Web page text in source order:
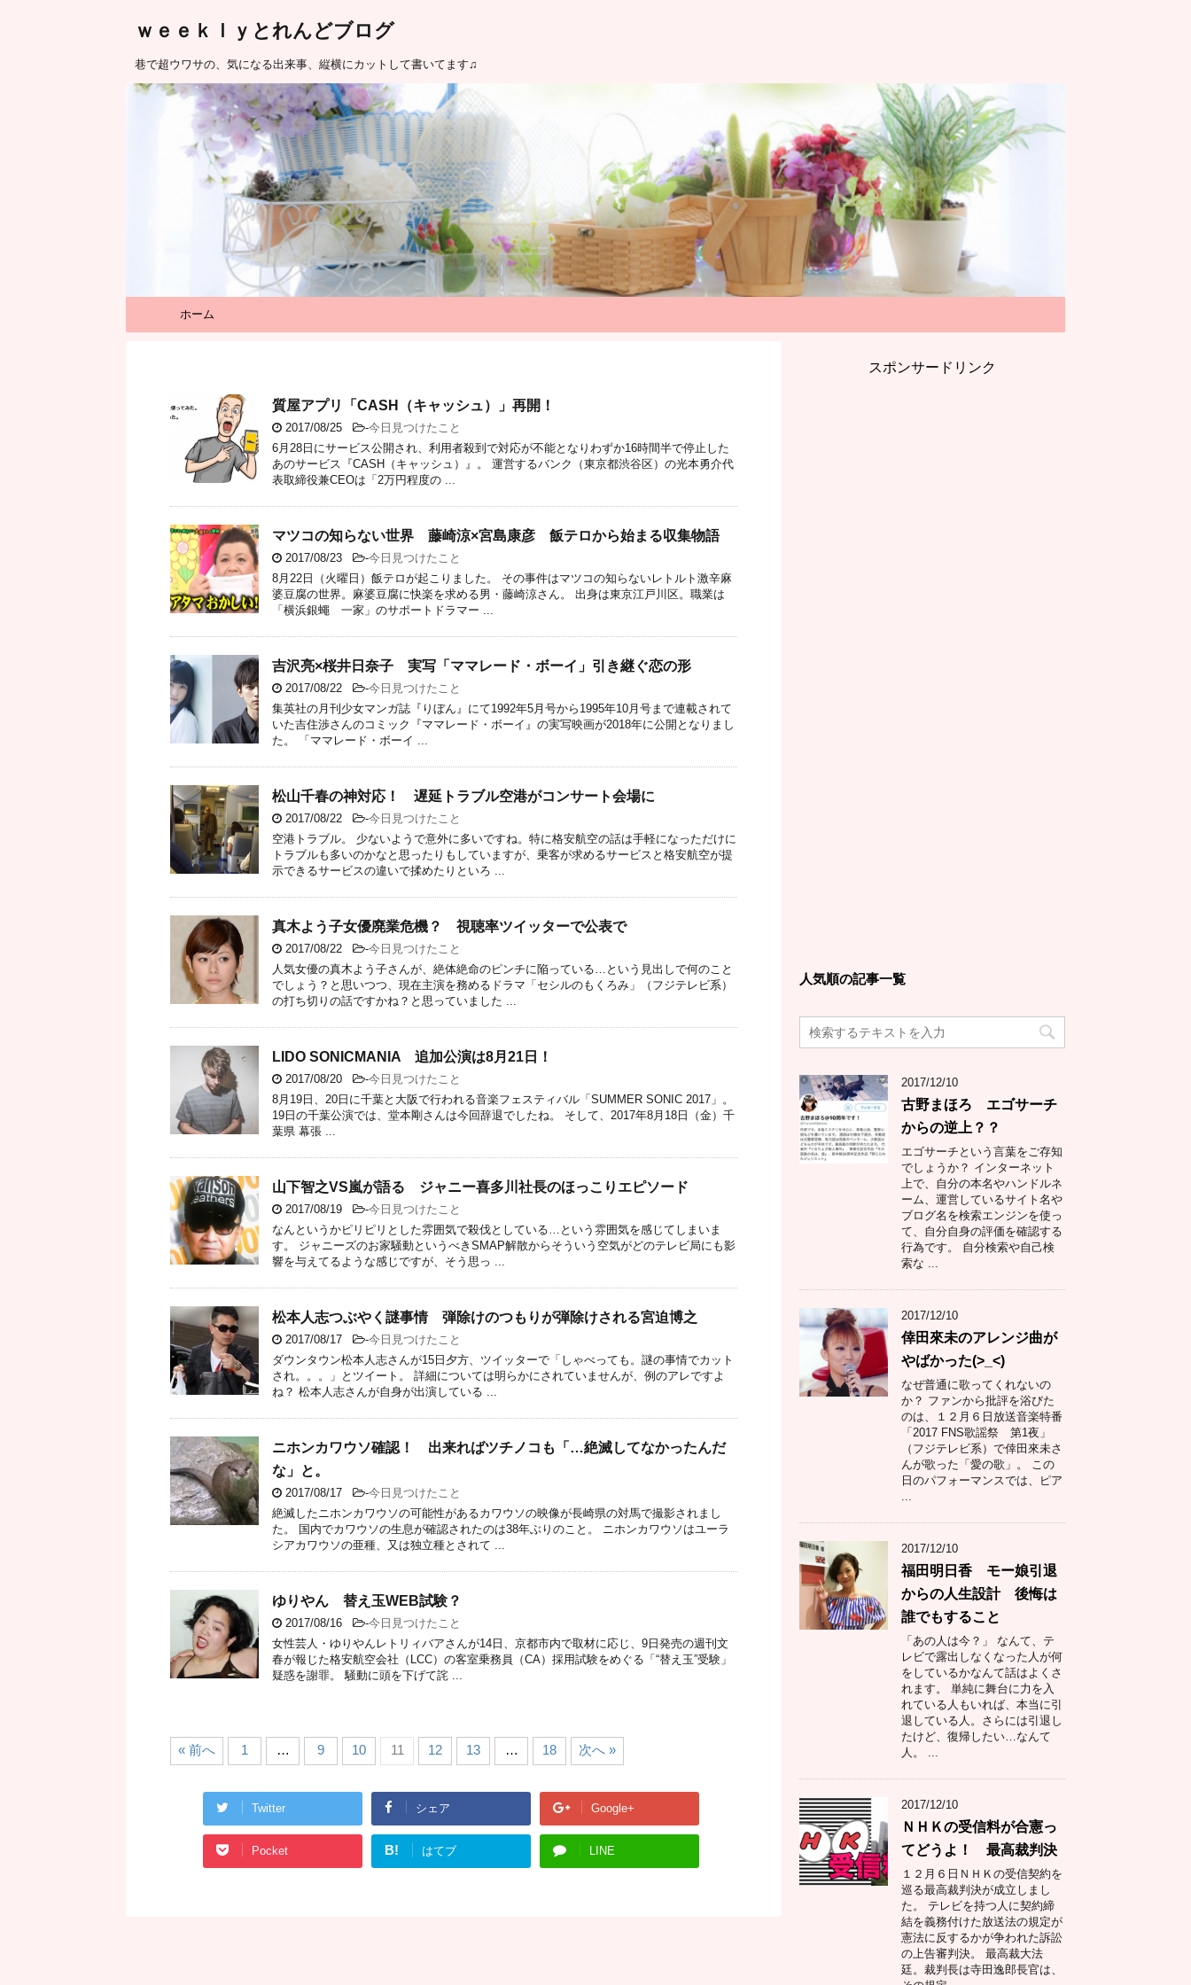
ｗｅｅｋｌｙとれんどブログ
巷で超ウワサの、気になる出来事、縦横にカットして書いてます♫
ホーム
質屋アプリ「CASH（キャッシュ）」再開！
2017/08/25 -今日見つけたこと
6月28日にサービス公開され、利用者殺到で対応が不能となりわずか16時間半で停止した
あのサービス『CASH（キャッシュ）』。 運営するバンク（東京都渋谷区）の光本勇介代
表取締役兼CEOは「2万円程度の ...
マツコの知らない世界 藤崎涼×宮島康彦 飯テロから始まる収集物語
2017/08/23 -今日見つけたこと
8月22日（火曜日）飯テロが起こりました。 その事件はマツコの知らないレトルト激辛麻
婆豆腐の世界。麻婆豆腐に快楽を求める男・藤崎涼さん。 出身は東京江戸川区。職業は
「横浜銀蠅 一家」のサポートドラマー ...
吉沢亮×桜井日奈子 実写「ママレード・ボーイ」引き継ぐ恋の形
2017/08/22 -今日見つけたこと
集英社の月刊少女マンガ誌『りぼん』にて1992年5月号から1995年10月号まで連載されて
いた吉住渉さんのコミック『ママレード・ボーイ』の実写映画が2018年に公開となりまし
た。 「ママレード・ボーイ ...
松山千春の神対応！ 遅延トラブル空港がコンサート会場に
2017/08/22 -今日見つけたこと
空港トラブル。 少ないようで意外に多いですね。特に格安航空の話は手軽になっただけに
トラブルも多いのかなと思ったりもしていますが、乗客が求めるサービスと格安航空が提
示できるサービスの違いで揉めたりといろ ...
真木よう子女優廃業危機？ 視聴率ツイッターで公表で
2017/08/22 -今日見つけたこと
人気女優の真木よう子さんが、絶体絶命のピンチに陥っている…という見出しで何のこと
でしょう？と思いつつ、現在主演を務めるドラマ「セシルのもくろみ」（フジテレビ系）
の打ち切りの話ですかね？と思っていました ...
LIDO SONICMANIA 追加公演は8月21日！
2017/08/20 -今日見つけたこと
8月19日、20日に千葉と大阪で行われる音楽フェスティバル「SUMMER SONIC 2017」。
19日の千葉公演では、堂本剛さんは今回辞退でしたね。 そして、2017年8月18日（金）千
葉県 幕張 ...
山下智之VS嵐が語る ジャニー喜多川社長のほっこりエピソード
2017/08/19 -今日見つけたこと
なんというかピリピリとした雰囲気で殺伐としている…という雰囲気を感じてしまいま
す。 ジャニーズのお家騒動というべきSMAP解散からそういう空気がどのテレビ局にも影
響を与えてるような感じですが、そう思っ ...
松本人志つぶやく謎事情 弾除けのつもりが弾除けされる宮迫博之
2017/08/17 -今日見つけたこと
ダウンタウン松本人志さんが15日夕方、ツイッターで「しゃべっても。謎の事情でカット
され。。。」とツイート。 詳細については明らかにされていませんが、例のアレですよ
ね？ 松本人志さんが自身が出演している ...
ニホンカワウソ確認！ 出来ればツチノコも「…絶滅してなかったんだ
な」と。
2017/08/17 -今日見つけたこと
絶滅したニホンカワウソの可能性があるカワウソの映像が長崎県の対馬で撮影されまし
た。 国内でカワウソの生息が確認されたのは38年ぶりのこと。 ニホンカワウソはユーラ
シアカワウソの亜種、又は独立種とされて ...
ゆりやん 替え玉WEB試験？
2017/08/16 -今日見つけたこと
女性芸人・ゆりやんレトリィバアさんが14日、京都市内で取材に応じ、9日発売の週刊文
春が報じた格安航空会社（LCC）の客室乗務員（CA）採用試験をめぐる「“替え玉”受験」
疑惑を謝罪。 騒動に頭を下げて詫 ...
« 前へ 1 … 9 10 11 12 13 … 18 次へ »
Twitter シェア Google+
Pocket B! はてブ LINE
スポンサードリンク
人気順の記事一覧
2017/12/10
古野まほろ エゴサーチ
からの逆上？？
エゴサーチという言葉をご存知
でしょうか？ インターネット
上で、自分の本名やハンドルネ
ーム、運営しているサイト名や
ブログ名を検索エンジンを使っ
て、自分自身の評価を確認する
行為です。 自分検索や自己検
索な ...
2017/12/10
倖田來未のアレンジ曲が
やばかった(>_<)
なぜ普通に歌ってくれないの
か？ ファンから批評を浴びた
のは、１２月６日放送音楽特番
「2017 FNS歌謡祭 第1夜」
（フジテレビ系）で倖田來未さ
んが歌った「愛の歌」。 この
日のパフォーマンスでは、ピア
2017/12/10
福田明日香 モー娘引退
からの人生設計 後悔は
誰でもすること
「あの人は今？」 なんて、テ
レビで露出しなくなった人が何
をしているかなんて話はよくさ
れます。 単純に舞台に力を入
れている人もいれば、本当に引
退している人。さらには引退し
たけど、復帰したい…なんて
人。 ...
2017/12/10
ＮＨＫの受信料が合憲っ
てどうよ！ 最高裁判決
１２月６日ＮＨＫの受信契約を
巡る最高裁判決が成立しまし
た。 テレビを持つ人に契約締
結を義務付けた放送法の規定が
憲法に反するかが争われた訴訟
の上告審判決。 最高裁大法
廷。裁判長は寺田逸郎長官は、